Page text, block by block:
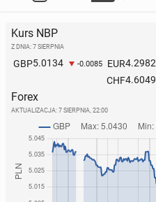
Kurs NBP
Z DNIA: 7 SIERPNIA
GBP5.0134 -0.0085 EUR4.2982
CHF4.6049
Forex
AKTUALIZACJA: 7 SIERPNIA, 22:00